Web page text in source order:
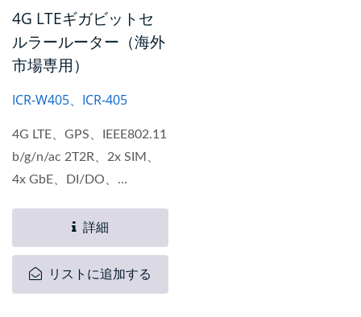
4G LTEギガビットセ
ルラールーター（海外
市場専用）
ICR-W405、ICR-405
4G LTE、GPS、IEEE802.11
b/g/n/ac 2T2R、2x SIM、
4x GbE、DI/DO、
詳細
リストに追加する